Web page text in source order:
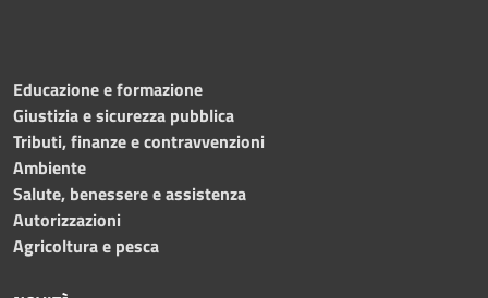
Educazione e formazione
Giustizia e sicurezza pubblica
Tributi, finanze e contravvenzioni
Ambiente
Salute, benessere e assistenza
Autorizzazioni
Agricoltura e pesca